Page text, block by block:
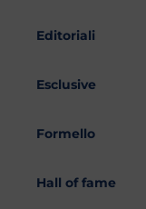
Editoriali
Esclusive
Formello
Hall of fame